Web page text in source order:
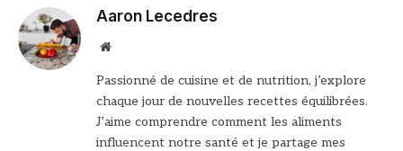
Aaron Lecedres
Site
Passionné de cuisine et de nutrition, j’explore
chaque jour de nouvelles recettes équilibrées.
J’aime comprendre comment les aliments
influencent notre santé et je partage mes